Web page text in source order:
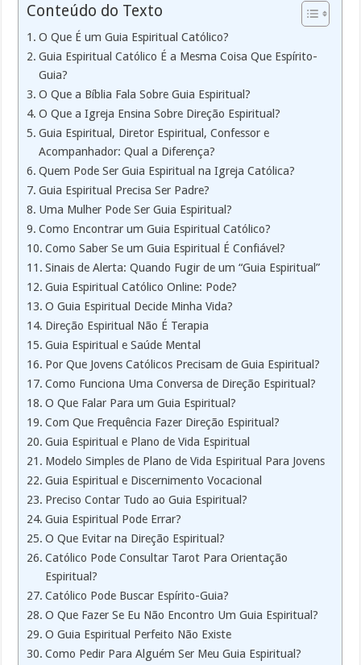
Conteúdo do Texto
O Que É um Guia Espiritual Católico?
Guia Espiritual Católico É a Mesma Coisa Que Espírito-
Guia?
O Que a Bíblia Fala Sobre Guia Espiritual?
O Que a Igreja Ensina Sobre Direção Espiritual?
Guia Espiritual, Diretor Espiritual, Confessor e
Acompanhador: Qual a Diferença?
Quem Pode Ser Guia Espiritual na Igreja Católica?
Guia Espiritual Precisa Ser Padre?
Uma Mulher Pode Ser Guia Espiritual?
Como Encontrar um Guia Espiritual Católico?
Como Saber Se um Guia Espiritual É Confiável?
Sinais de Alerta: Quando Fugir de um “Guia Espiritual”
Guia Espiritual Católico Online: Pode?
O Guia Espiritual Decide Minha Vida?
Direção Espiritual Não É Terapia
Guia Espiritual e Saúde Mental
Por Que Jovens Católicos Precisam de Guia Espiritual?
Como Funciona Uma Conversa de Direção Espiritual?
O Que Falar Para um Guia Espiritual?
Com Que Frequência Fazer Direção Espiritual?
Guia Espiritual e Plano de Vida Espiritual
Modelo Simples de Plano de Vida Espiritual Para Jovens
Guia Espiritual e Discernimento Vocacional
Preciso Contar Tudo ao Guia Espiritual?
Guia Espiritual Pode Errar?
O Que Evitar na Direção Espiritual?
Católico Pode Consultar Tarot Para Orientação
Espiritual?
Católico Pode Buscar Espírito-Guia?
O Que Fazer Se Eu Não Encontro Um Guia Espiritual?
O Guia Espiritual Perfeito Não Existe
Como Pedir Para Alguém Ser Meu Guia Espiritual?